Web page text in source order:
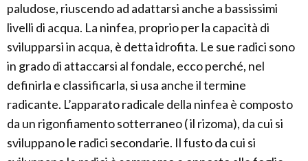
paludose, riuscendo ad adattarsi anche a bassissimi
livelli di acqua. La ninfea, proprio per la capacità di
svilupparsi in acqua, è detta idrofita. Le sue radici sono
in grado di attaccarsi al fondale, ecco perché, nel
definirla e classificarla, si usa anche il termine
radicante. L’apparato radicale della ninfea è composto
da un rigonfiamento sotterraneo ( il rizoma), da cui si
sviluppano le radici secondarie. Il fusto da cui si